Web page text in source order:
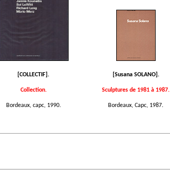
[COLLECTIF].
Collection.
Bordeaux, capc, 1990.
[Susana SOLANO].
Sculptures de 1981 à 1987.
Bordeaux, Capc, 1987.